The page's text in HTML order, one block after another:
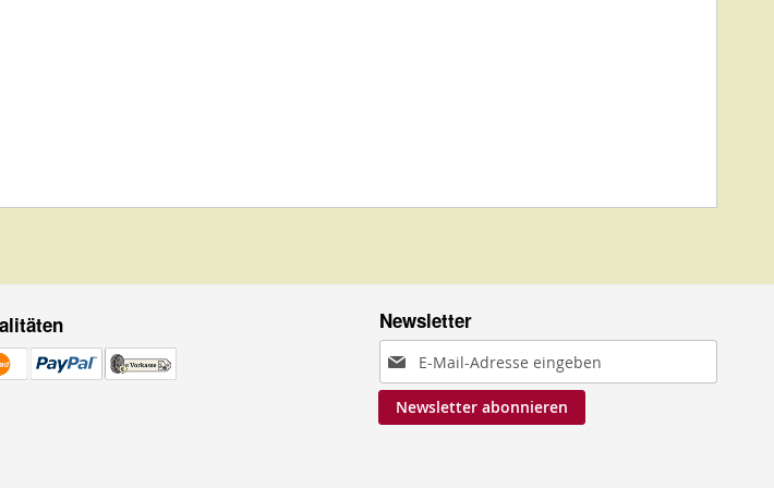
Newsletter
Anmeldung
zum
Newsletter:
Newsletter abonnieren